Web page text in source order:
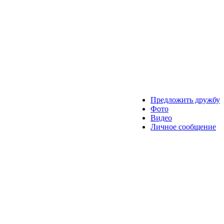
Предложить дружбу
Фото
Видео
Личное сообщение